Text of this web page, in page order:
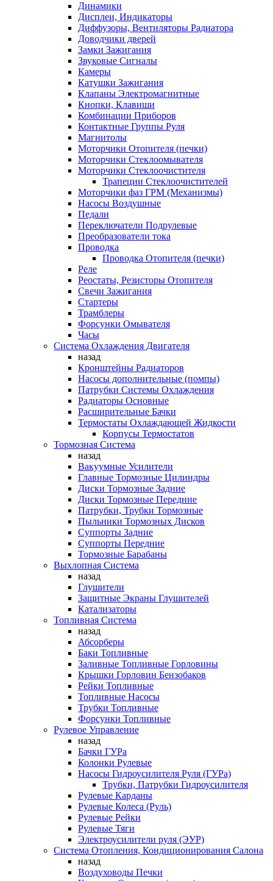
Динамики
Дисплеи, Индикаторы
Диффузоры, Вентиляторы Радиатора
Доводчики дверей
Замки Зажигания
Звуковые Сигналы
Камеры
Катушки Зажигания
Клапаны Электромагнитные
Кнопки, Клавиши
Комбинации Приборов
Контактные Группы Руля
Магнитолы
Моторчики Отопителя (печки)
Моторчики Стеклоомывателя
Моторчики Стеклоочистителя
Трапеции Стеклоочистителей
Моторчики фаз ГРМ (Механизмы)
Насосы Воздушные
Педали
Переключатели Подрулевые
Преобразователи тока
Проводка
Проводка Отопителя (печки)
Реле
Реостаты, Резисторы Отопителя
Свечи Зажигания
Стартеры
Трамблеры
Форсунки Омывателя
Часы
Система Охлаждения Двигателя
назад
Кронштейны Радиаторов
Насосы дополнительные (помпы)
Патрубки Системы Охлаждения
Радиаторы Основные
Расширительные Бачки
Термостаты Охлаждающей Жидкости
Корпусы Термостатов
Тормозная Система
назад
Вакуумные Усилители
Главные Тормозные Цилиндры
Диски Тормозные Задние
Диски Тормозные Передние
Патрубки, Трубки Тормозные
Пыльники Тормозных Дисков
Суппорты Задние
Суппорты Передние
Тормозные Барабаны
Выхлопная Система
назад
Глушители
Защитные Экраны Глушителей
Катализаторы
Топливная Система
назад
Абсорберы
Баки Топливные
Заливные Топливные Горловины
Крышки Горловин Бензобаков
Рейки Топливные
Топливные Насосы
Трубки Топливные
Форсунки Топливные
Рулевое Управление
назад
Бачки ГУРа
Колонки Рулевые
Насосы Гидроусилителя Руля (ГУРа)
Трубки, Патрубки Гидроусилителя
Рулевые Карданы
Рулевые Колеса (Руль)
Рулевые Рейки
Рулевые Тяги
Электроусилители руля (ЭУР)
Система Отопления, Кондиционирования Салона
назад
Воздуховоды Печки